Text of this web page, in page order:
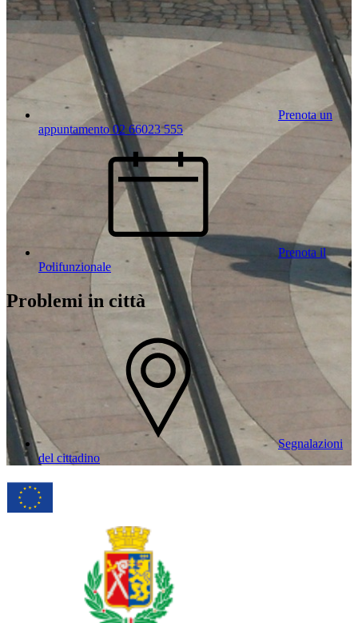
Prenota un
appuntamento 02 66023 555
Prenota il
Polifunzionale
Problemi in città
Segnalazioni
del cittadino